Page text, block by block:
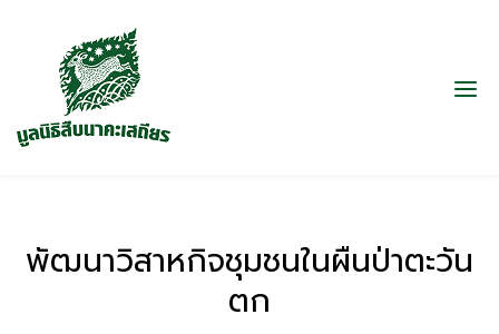
พัฒนาวิสาหกิจชุมชนในผืนป่าตะวัน
ตก